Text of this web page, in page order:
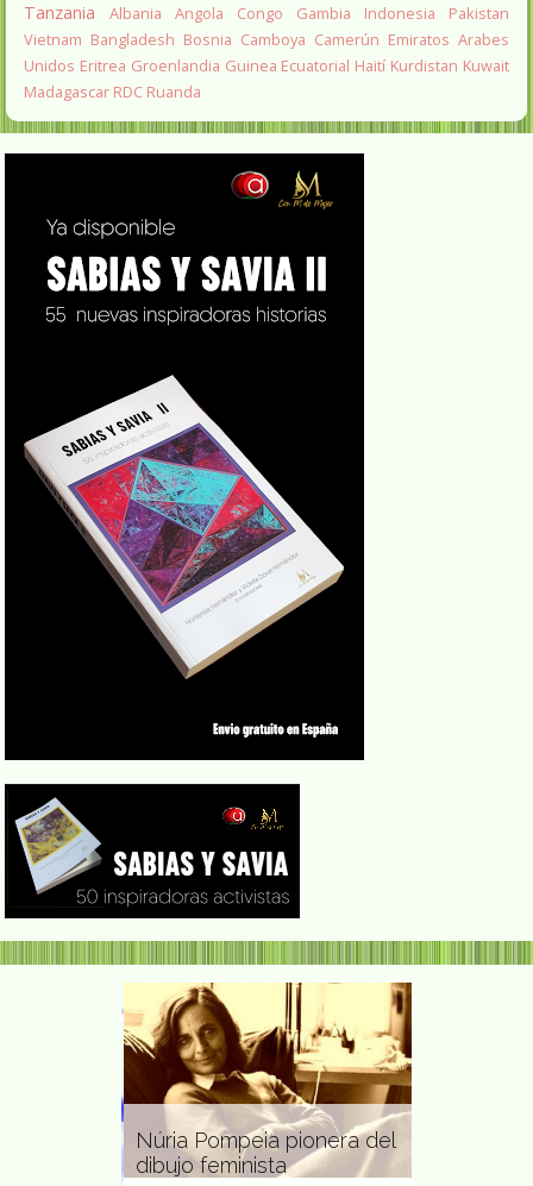
Tanzania
Albania Angola Congo Gambia Indonesia
Pakistan
Vietnam Bangladesh Bosnia Camboya Camerún Emiratos Arabes
Unidos Eritrea Groenlandia Guinea Ecuatorial Haití Kurdistan Kuwait
Madagascar RDC Ruanda
Núria Pompeia pionera del
dibujo feminista